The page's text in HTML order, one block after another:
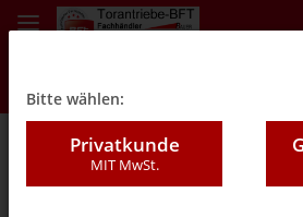
08B - Säulen, Standsäulen
Bitte wählen:
Privatkunde
MIT MwSt.